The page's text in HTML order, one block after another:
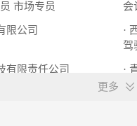
市场专员
会
限公司
·
驾
有限责任公司
·
结
更多